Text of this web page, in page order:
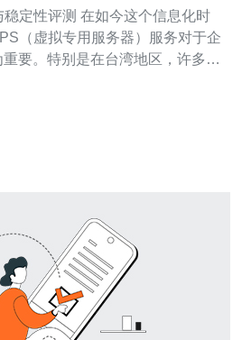
今这个信息化时
（虚拟专用服务器）服务对于企
要。特别是在台湾地区，许多用
定性进行全面评测，帮助用户做